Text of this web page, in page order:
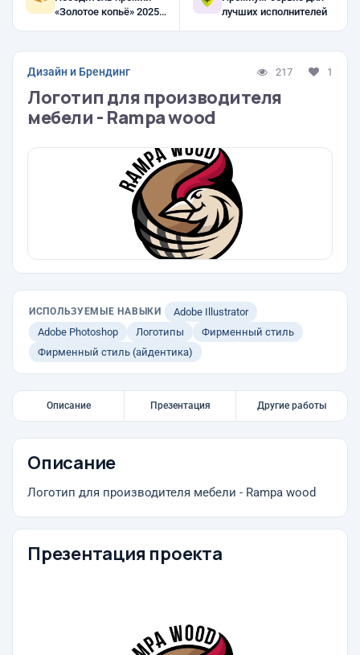
«Золотое копьё» 2025,
лучших исполнителей
Дизайн и Брендинг 217 1
Логотип для производителя
мебели - Rampa wood
ИСПОЛЬЗУЕМЫЕ НАВЫКИ
Adobe Illustrator
Adobe Photoshop
Логотипы
Фирменный стиль
Фирменный стиль (айдентика)
Описание Презентация Другие работы
Описание
Логотип для производителя мебели - Rampa wood
Презентация проекта